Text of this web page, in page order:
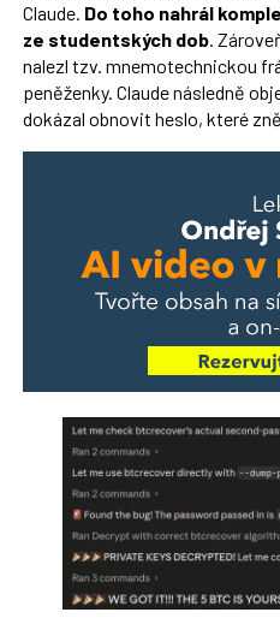
Claude. Do toho nahrál
ze studentských dob.
nalezl tzv. mnemotechnickou
peněženky. Claude následně
dokázal obnovit heslo, které